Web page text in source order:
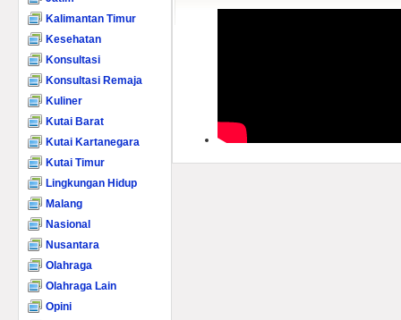
Kalimantan Timur
Kesehatan
Konsultasi
Konsultasi Remaja
Kuliner
Kutai Barat
Kutai Kartanegara
Kutai Timur
Lingkungan Hidup
Malang
Nasional
Nusantara
Olahraga
Olahraga Lain
Opini